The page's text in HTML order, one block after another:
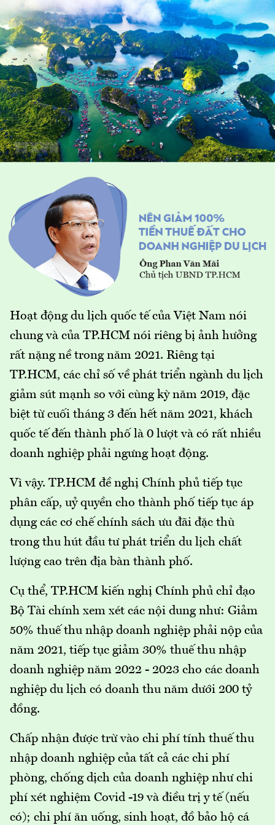
Hoạt động du lịch quốc tế của Việt Nam nói
chung và của TP.HCM nói riêng bị ảnh hưởng
rất nặng nề trong năm 2021. Riêng tại
TP.HCM, các chỉ số về phát triển ngành du lịch
giảm sút mạnh so với cùng kỳ năm 2019, đặc
biệt từ cuối tháng 3 đến hết năm 2021, khách
quốc tế đến thành phố là 0 lượt và có rất nhiều
doanh nghiệp phải ngưng hoạt động.
Vì vậy. TP.HCM đề nghị Chính phủ tiếp tục
phân cấp, uỷ quyền cho thành phố tiếp tục áp
dụng các cơ chế chính sách ưu đãi đặc thù
trong thu hút đầu tư phát triển du lịch chất
lượng cao trên địa bàn thành phố.
Cụ thể, TP.HCM kiến nghị Chính phủ chỉ đạo
Bộ Tài chính xem xét các nội dung như: Giảm
50% thuế thu nhập doanh nghiệp phải nộp của
năm 2021, tiếp tục giảm 30% thuế thu nhập
doanh nghiệp năm 2022 - 2023 cho các doanh
nghiệp du lịch có doanh thu năm dưới 200 tỷ
đồng.
Chấp nhận được trừ vào chi phí tính thuế thu
nhập doanh nghiệp của tất cả các chi phí
phòng, chống dịch của doanh nghiệp như chi
phí xét nghiệm Covid -19 và điều trị y tế (nếu
có); chi phí ăn uống, sinh hoạt, đồ bảo hộ cá